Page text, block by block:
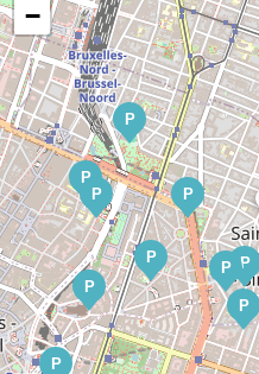
P
P
P
P
P
P
P
P
P
P
−